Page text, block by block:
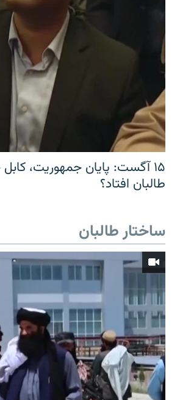
۱۵ آگست: پایان جمهوریت،
طالبان افتاد؟
ساختار طالبان